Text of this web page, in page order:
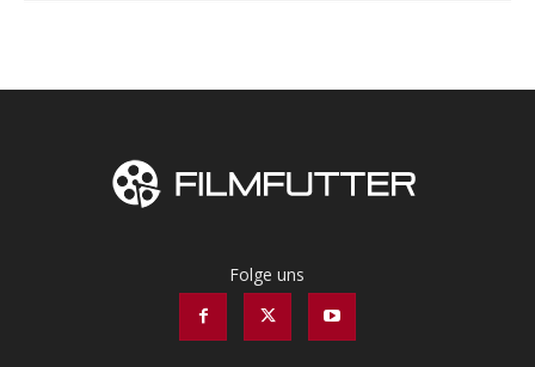
Folge uns